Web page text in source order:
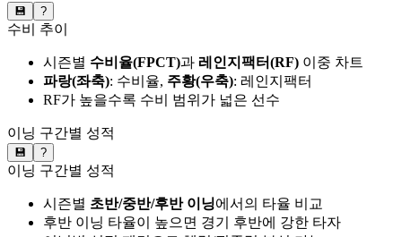
💾 ?
수비 추이
시즌별 수비율(FPCT)과 레인지팩터(RF) 이중 차트
파랑(좌축): 수비율, 주황(우축): 레인지팩터
RF가 높을수록 수비 범위가 넓은 선수
이닝 구간별 성적
💾 ?
이닝 구간별 성적
시즌별 초반/중반/후반 이닝에서의 타율 비교
후반 이닝 타율이 높으면 경기 후반에 강한 타자